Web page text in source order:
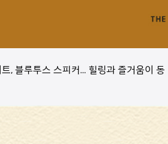
, 블루투스 스피커… 힐링과 즐거움이 동